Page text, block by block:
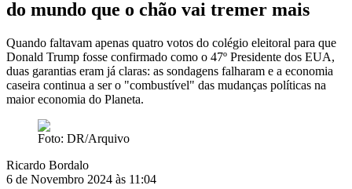
do mundo que o chão vai tremer mais
Quando faltavam apenas quatro votos do colégio eleitoral para que
Donald Trump fosse confirmado como o 47º Presidente dos EUA,
duas garantias eram já claras: as sondagens falharam e a economia
caseira continua a ser o "combustível" das mudanças políticas na
maior economia do Planeta.
Foto: DR/Arquivo
Ricardo Bordalo
6 de Novembro 2024 às 11:04